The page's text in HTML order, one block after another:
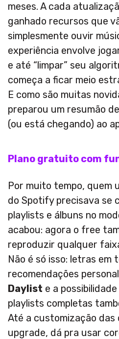
meses. A cada
ganhado recursos que
simplesmente ouvir
experiência envolve
e até “limpar” seu
começa a ficar meio
E como são muitas
preparou um resumão
(ou está chegando) ao
Plano gratuito com
Por muito tempo, quem
do Spotify precisava se
playlists e álbuns no
acabou: agora o free
reproduzir qualquer
Não é só isso: letras em
recomendações
Daylist e a
playlists completas
Até a customização das
upgrade, dá pra usar